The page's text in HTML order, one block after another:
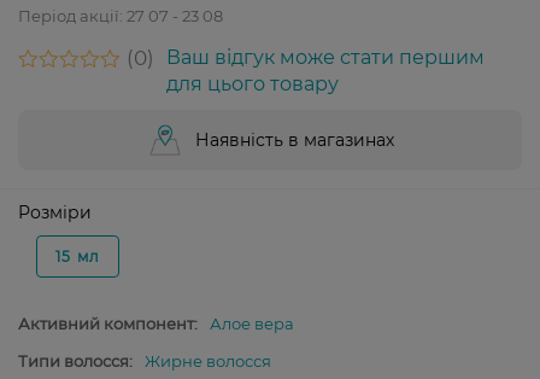
Період акції: 27 07 - 23 08
0
Ваш відгук може стати першим
для цього товару
Наявність в магазинах
Розміри
15 мл
Активний компонент:
Алое вера
Типи волосся:
Жирне волосся